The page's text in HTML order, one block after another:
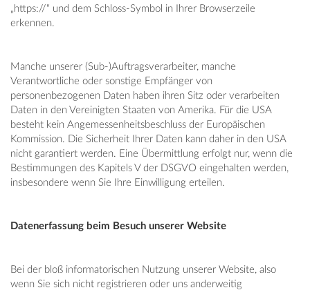
„https://“ und dem Schloss-Symbol in Ihrer Browserzeile
erkennen.
Manche unserer (Sub-)Auftragsverarbeiter, manche
Verantwortliche oder sonstige Empfänger von
personenbezogenen Daten haben ihren Sitz oder verarbeiten
Daten in den Vereinigten Staaten von Amerika. Für die USA
besteht kein Angemessenheitsbeschluss der Europäischen
Kommission. Die Sicherheit Ihrer Daten kann daher in den USA
nicht garantiert werden. Eine Übermittlung erfolgt nur, wenn die
Bestimmungen des Kapitels V der DSGVO eingehalten werden,
insbesondere wenn Sie Ihre Einwilligung erteilen.
Datenerfassung beim Besuch unserer Website
Bei der bloß informatorischen Nutzung unserer Website, also
wenn Sie sich nicht registrieren oder uns anderweitig